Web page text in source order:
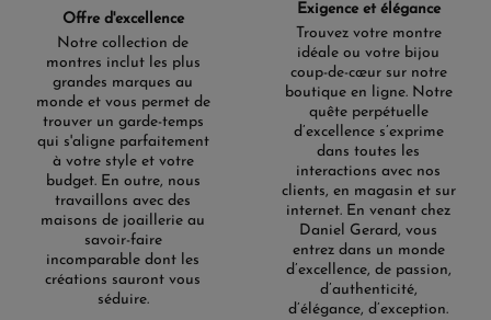
Offre d'excellence
Notre collection de
montres inclut les plus
grandes marques au
monde et vous permet de
trouver un garde-temps
qui s'aligne parfaitement
à votre style et votre
budget. En outre, nous
travaillons avec des
maisons de joaillerie au
savoir-faire
incomparable dont les
créations sauront vous
séduire.
Exigence et élégance
Trouvez votre montre
idéale ou votre bijou
coup-de-cœur sur notre
boutique en ligne. Notre
quête perpétuelle
d’excellence s’exprime
dans toutes les
interactions avec nos
clients, en magasin et sur
internet. En venant chez
Daniel Gerard, vous
entrez dans un monde
d’excellence, de passion,
d’authenticité,
d’élégance, d’exception.